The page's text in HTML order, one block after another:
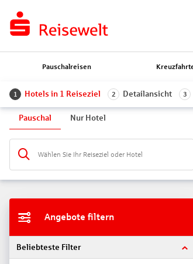
Pauschalreisen
1 Hotels in 1 Reiseziel 2 Detailansicht 3
Pauschal Nur Hotel
Wählen Sie Ihr Reiseziel oder Hotel
Angebote filtern
Beliebteste Filter